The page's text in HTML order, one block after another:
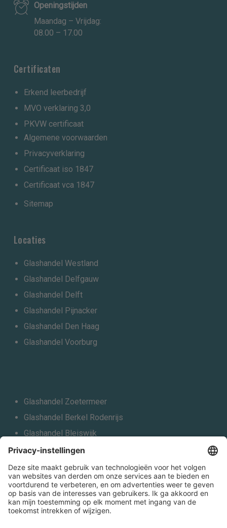
Openingstijden
Maandag – Vrijdag:
08.00 – 17.00
Certificaten
Erkend leerbedrijf
MVO verklaring 3,0
PKVW certificaat
Algemene voorwaarden
Privacyverklaring
Certificaat iso 1847
Certificaat vca 1847
Sitemap
Locaties
Glashandel Westland
Glashandel Delfgauw
Glashandel Delft
Glashandel Pijnacker
Glashandel Den Haag
Glashandel Voorburg
Glashandel Zoetermeer
Glashandel Berkel Rodenrijs
Glashandel Bleiswijk
Glashandel Schiedam
Glashandel Vlaardingen
Glashandel Leiden
Alle locaties